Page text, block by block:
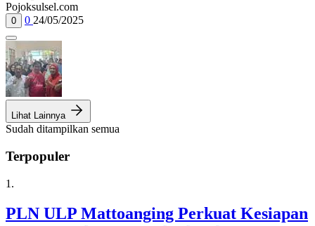
Pojoksulsel.com
0 0 24/05/2025
Lihat Lainnya
Sudah ditampilkan semua
Terpopuler
1.
PLN ULP Mattoanging Perkuat Kesiapan